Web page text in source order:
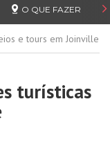
O QUE FAZER
e tours em Joinville
turísticas